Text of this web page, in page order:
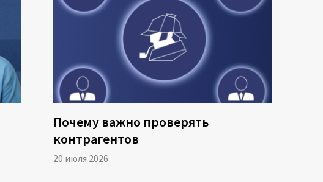
Почему важно проверять
контрагентов
20 июля 2026